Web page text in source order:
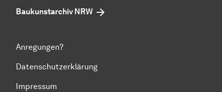
Baukunstarchiv NRW
Anregungen?
Datenschutzerklärung
Impressum